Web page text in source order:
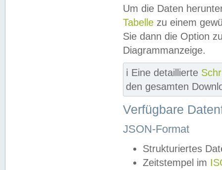
Um die Daten
Tabelle zu einem
Sie dann die Option
Diagrammanzeige.
ℹ️ Eine detaillierte
den gesamten
Verfügbare
JSON-Format
Strukturiertes
Zeitstempel im